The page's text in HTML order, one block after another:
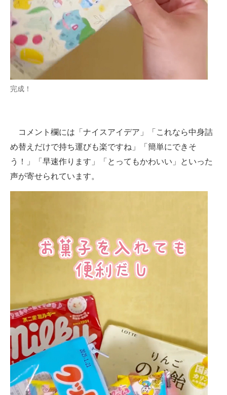
完成！
コメント欄には「ナイスアイデア」「これなら中身詰
め替えだけで持ち運びも楽ですね」「簡単にできそ
う！」「早速作ります」「とってもかわいい」といった
声が寄せられています。